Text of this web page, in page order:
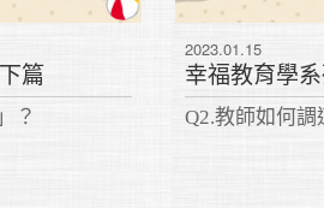
篇
？
2023.01.15
幸福教育學
Q2.教師如何調